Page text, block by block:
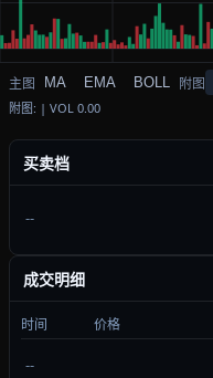
MA EMA
BOLL
附图: | VOL 0.00
买卖档
--
成交明细
时间 价格
--